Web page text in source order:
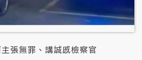
張無罪、講誠慼檢察官